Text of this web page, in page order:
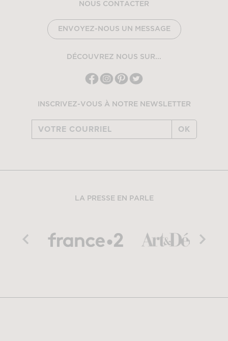
NOUS CONTACTER
ENVOYEZ-NOUS UN MESSAGE
DÉCOUVREZ NOUS SUR...
INSCRIVEZ-VOUS À NOTRE NEWSLETTER
OK
LA PRESSE EN PARLE